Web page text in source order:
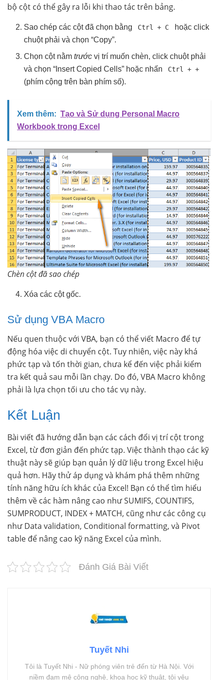
bộ cột có thể gây ra lỗi khi thao tác trên bảng.
Sao chép các cột đã chọn bằng Ctrl + C
hoặc click
chuột phải và chọn “Copy”.
Chọn cột nằmtrước vị trí muốn chèn, click chuột phải
và chọn “Insert Copied Cells” hoặc nhấn
Ctrl + +
(phím cộng trên bàn phím số).
Xem thêm: Tạo và Sử dụng Personal Macro
Workbook trong Excel
Chèn cột đã sao chép
Xóa các cột gốc.
Sử dụng VBA Macro
Nếu quen thuộc với VBA, bạn có thể viết Macro để tự
động hóa việc di chuyển cột. Tuy nhiên, việc này khá
phức tạp và tốn thời gian, chưa kể đến việc phải kiểm
tra kết quả sau mỗi lần chạy. Do đó, VBA Macro không
phải là lựa chọn tối ưu cho tác vụ này.
Kết Luận
Bài viết đã hướng dẫn bạn các cách đổi vị trí cột trong
Excel, từ đơn giản đến phức tạp. Việc thành thạo các kỹ
thuật này sẽ giúp bạn quản lý dữ liệu trong Excel hiệu
quả hơn. Hãy thử áp dụng và khám phá thêm những
tính năng hữu ích khác của Excel! Bạn có thể tìm hiểu
thêm về các hàm nâng cao như SUMIFS, COUNTIFS,
SUMPRODUCT, INDEX + MATCH, cũng như các công cụ
như Data validation, Conditional formatting, và Pivot
table để nâng cao kỹ năng Excel của mình.
Đánh Giá Bài Viết
Tuyết Nhi
Tôi là Tuyết Nhi - Nữ phóng viên trẻ đến từ Hà Nội. Với
niềm đam mê công nghệ, khoa học kỹ thuật, tôi yêu